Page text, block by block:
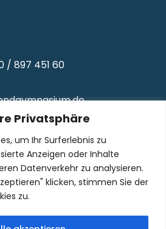
Privatsphäre
um Ihr Surferlebnis zu
Anzeigen oder Inhalte
Datenverkehr zu analysieren.
klicken, stimmen Sie der
zu.
/ 897 451 60
22, 10713 Berlin-Wilmersdorf
freut sich auf Sie!